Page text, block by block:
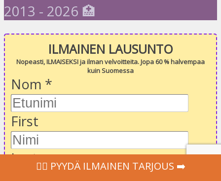
2013 - 2026 🏥
ILMAINEN LAUSUNTO
Nopeasti, ILMAISEKSI ja ilman velvoitteita. Jopa 60 % halvempaa
kuin Suomessa
Nom *
First
Last‍👩‍⚕ PYYDÄ ILMAINEN TARJOUS ➡️